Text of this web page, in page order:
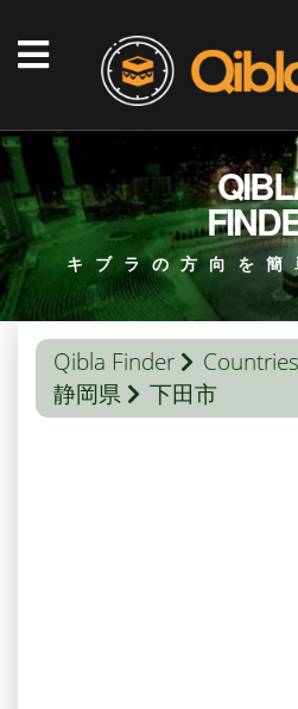
キブラの方向を
Qibla Finder Countries
静岡県
下田市